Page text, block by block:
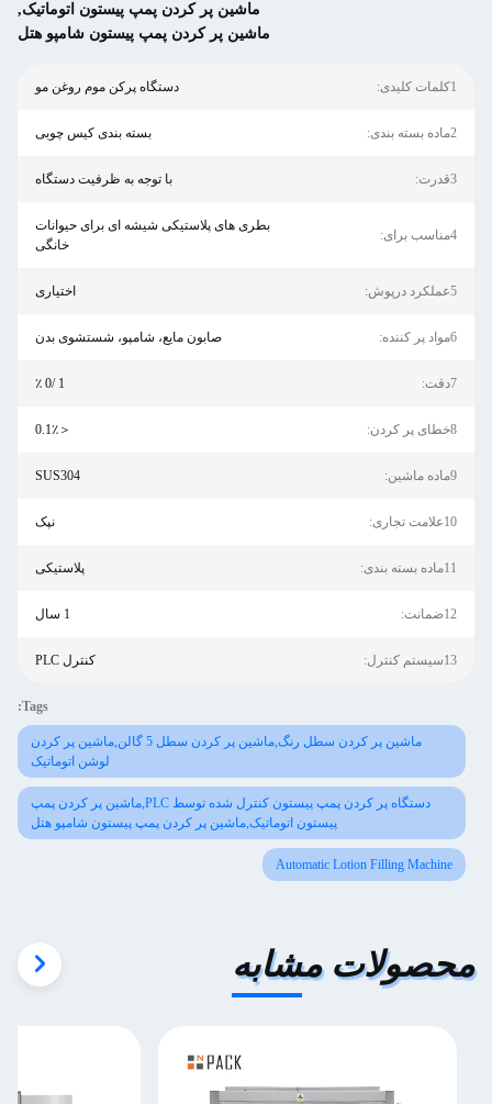
ماشین پر کردن پمپ پیستون اتوماتیک,
ماشین پر کردن پمپ پیستون شامپو هتل
1کلمات کلیدی: دستگاه پرکن موم روغن مو
2ماده بسته بندی: بسته بندی کیس چوبی
3قدرت: با توجه به ظرفیت دستگاه
4مناسب برای:
بطری های پلاستیکی شیشه ای برای حیوانات
خانگی
5عملکرد درپوش: اختیاری
6مواد پر کننده: صابون مایع، شامپو، شستشوی بدن
7دقت: 1 /0 ٪
8خطای پر کردن: ＜0.1٪
9ماده ماشین: SUS304
10علامت تجاری: نپک
11ماده بسته بندی: پلاستیکی
12ضمانت: 1 سال
13سیستم کنترل: کنترل PLC
Tags:
ماشین پر کردن سطل رنگ,ماشین پر کردن سطل 5 گالن,ماشین پر کردن
لوشن اتوماتیک
دستگاه پر کردن پمپ پیستون کنترل شده توسط PLC,ماشین پر کردن پمپ
پیستون اتوماتیک,ماشین پر کردن پمپ پیستون شامپو هتل
Automatic Lotion Filling Machine
محصولات مشابه